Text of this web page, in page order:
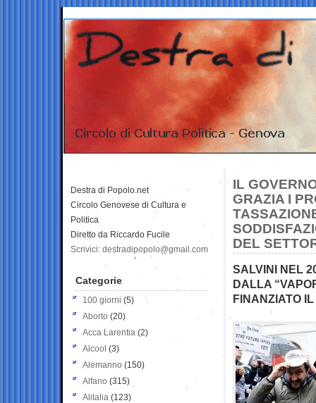
IL
GRAZIA I
DEL
SALVINI NEL
DALLA
FINANZIATO
Destra di Popolo.net
Circolo Genovese di Cultura e
Politica
Diretto da Riccardo Fucile
Scrivici: destradipopolo@gmail.com
Categorie
100 giorni (5)
Aborto (20)
Acca Larentia (2)
Alcool (3)
Alemanno (150)
Alfano (315)
Alitalia (123)